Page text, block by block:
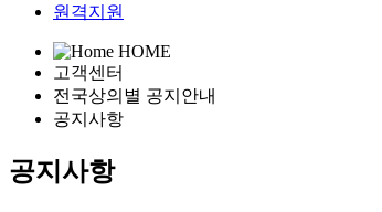
원격지원
HOME
고객센터
전국상의별 공지안내
공지사항
공지사항